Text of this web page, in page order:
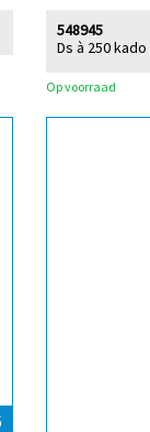
Ds à 250
548945
Op voorraad